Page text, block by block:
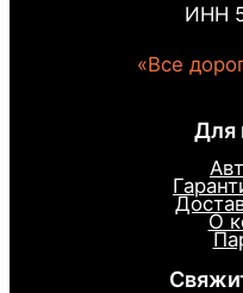
ИНН
«Все
Для
О